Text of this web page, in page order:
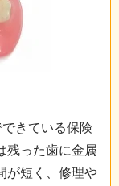
きている保険
残った歯に金属
が短く、修理や